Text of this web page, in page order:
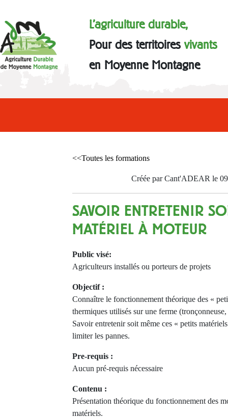
L'agriculture durable,
Pour des territoiresvivants
en Moyenne Montagne
<<Toutes les formations
Créée par Cant'ADEAR le
SAVOIR ENTRETENIR
MATÉRIEL À MOTEUR
Public visé:
Agriculteurs installés ou porteurs de projets
Objectif :
Connaître le fonctionnement théorique des «
thermiques utilisés sur une ferme
Savoir entretenir soit même ces « petits
limiter les pannes.
Pre-requis :
Aucun pré-requis nécessaire
Contenu :
Présentation théorique du fonctionnement des
matériels.